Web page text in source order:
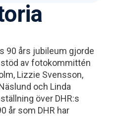
90 års jubileum gjorde
av fotokommittén
Lizzie Svensson,
och Linda
över DHR:s
år som DHR har